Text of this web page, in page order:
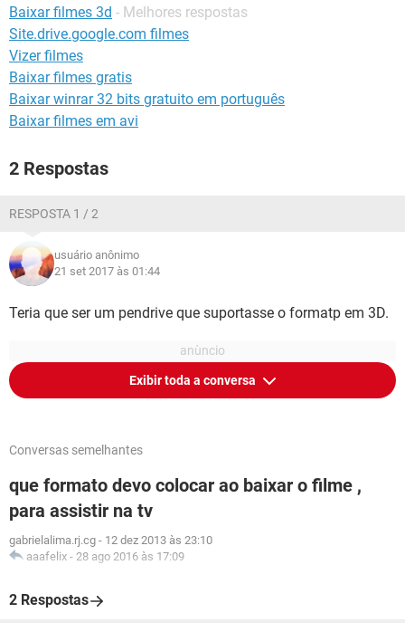
Baixar filmes 3d - Melhores respostas
Site.drive.google.com filmes
Vizer filmes
Baixar filmes gratis
Baixar winrar 32 bits gratuito em português
Baixar filmes em avi
2 Respostas
RESPOSTA 1 / 2
usuário anônimo
21 set 2017 às 01:44
Teria que ser um pendrive que suportasse o formatp em 3D.
Exibir toda a conversa
Conversas semelhantes
que formato devo colocar ao baixar o filme ,
para assistir na tv
gabrielalima.rj.cg - 12 dez 2013 às 23:10
aaafelix - 28 ago 2016 às 17:09
2 Respostas